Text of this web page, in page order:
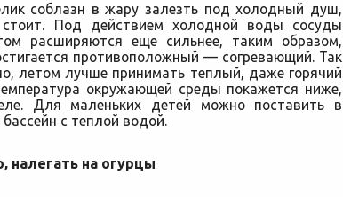
соблазн в жару залезть под холодный душ,
Под действием холодной воды сосуды
расширяются еще сильнее, таким образом,
противоположный — согревающий. Так
летом лучше принимать теплый, даже горячий
окружающей среды покажется ниже,
Для маленьких детей можно поставить в
с теплой водой.
налегать на огурцы